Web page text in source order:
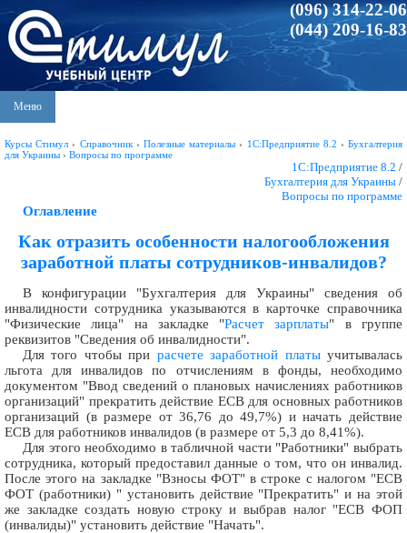
(096) 314-22-06
(044) 209-16-83
Меню
Курсы Стимул › Справочник› Полезные материалы › 1С:Предприятие 8.2 ›Бухгалтерия
для Украины › Вопросы по программе
1С:Предприятие 8.2 /
Бухгалтерия для Украины /
Вопросы по программе
Оглавление
Как отразить особенности налогообложения
заработной платы сотрудников-инвалидов?
В конфигурации "Бухгалтерия для Украины" сведения об
инвалидности сотрудника указываются в карточке справочника
"Физические лица" на закладке "Расчет зарплаты" в группе
реквизитов "Сведения об инвалидности".
Для того чтобы при расчете заработной платыучитывалась
льгота для инвалидов по отчислениям в фонды, необходимо
документом "Ввод сведений о плановых начислениях работников
организаций" прекратить действие ЕСВ для основных работников
организаций (в размере от 36,76 до 49,7%) и начать действие
ЕСВ для работников инвалидов (в размере от 5,3 до 8,41%).
Для этого необходимо в табличной части "Работники" выбрать
сотрудника, который предоставил данные о том, что он инвалид.
После этого на закладке "Взносы ФОТ" в строке с налогом "ЕСВ
ФОТ (работники) " установить действие "Прекратить" и на этой
же закладке создать новую строку и выбрав налог "ЕСВ ФОП
(инвалиды)" установить действие "Начать".